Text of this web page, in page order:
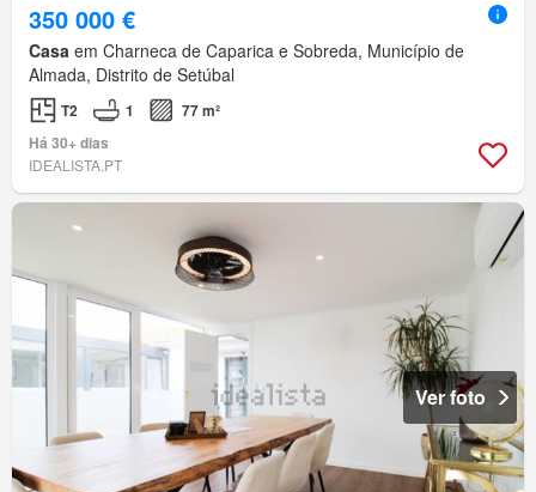
350 000 €
Casa em Charneca de Caparica e Sobreda, Município de
Almada, Distrito de Setúbal
T2 1
77 m²
Há 30+ dias
IDEALISTA.PT
Ver foto